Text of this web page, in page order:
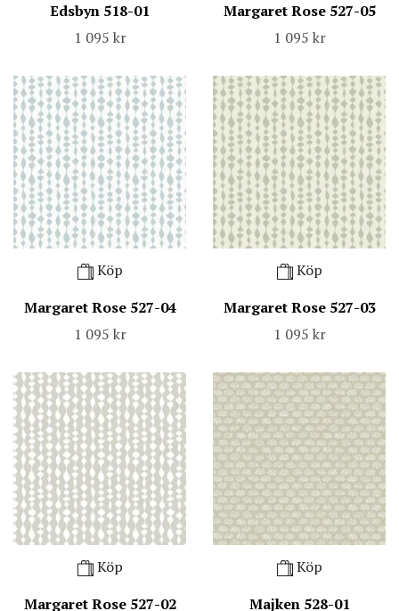
Edsbyn 518-01
1 095 kr
Margaret Rose 527-05
1 095 kr
Köp
Margaret Rose 527-04
1 095 kr
Köp
Margaret Rose 527-03
1 095 kr
Köp
Margaret Rose 527-02
Köp
Majken 528-01